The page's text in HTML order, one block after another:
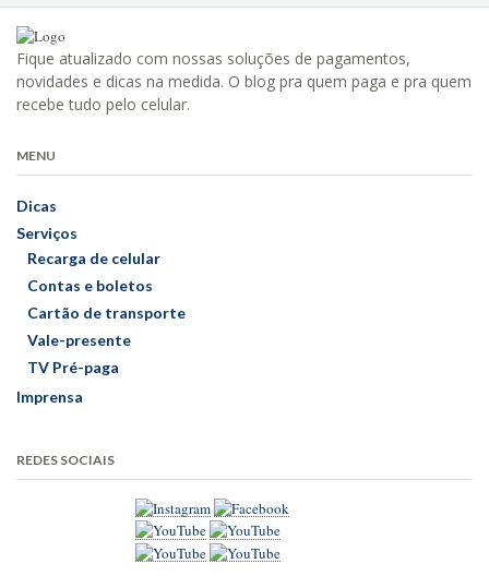
Fique atualizado com nossas soluções de pagamentos,
novidades e dicas na medida. O blog pra quem paga e pra quem
recebe tudo pelo celular.
MENU
Dicas
Serviços
Recarga de celular
Contas e boletos
Cartão de transporte
Vale-presente
TV Pré-paga
Imprensa
REDES SOCIAIS